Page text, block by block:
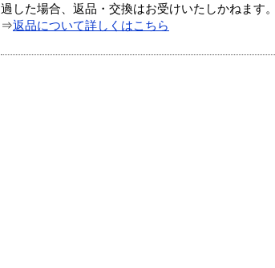
過した場合、返品・交換はお受けいたしかねます。
⇒返品について詳しくはこちら